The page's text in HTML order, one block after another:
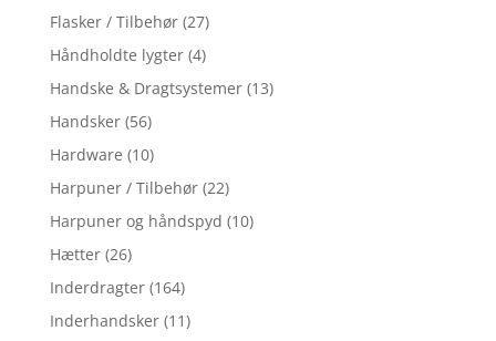
Flasker / Tilbehør (27)
Håndholdte lygter (4)
Handske & Dragtsystemer (13)
Handsker (56)
Hardware (10)
Harpuner / Tilbehør (22)
Harpuner og håndspyd (10)
Hætter (26)
Inderdragter (164)
Inderhandsker (11)